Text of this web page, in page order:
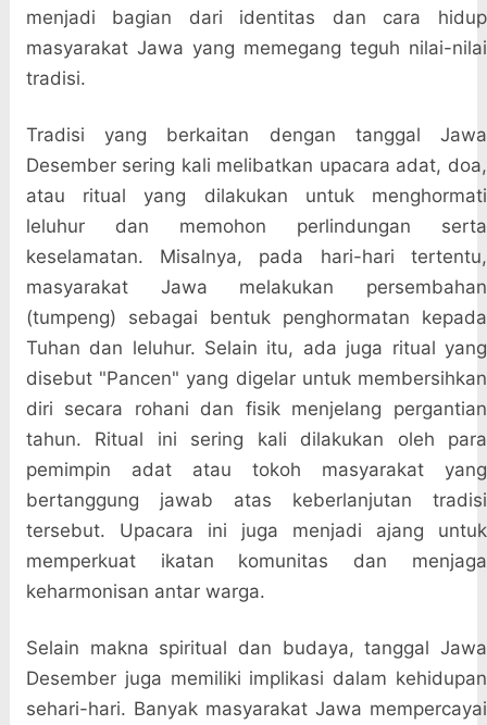
menjadi bagian dari identitas dan cara hidup
masyarakat Jawa yang memegang teguh nilai-nilai
tradisi.
Tradisi yang berkaitan dengan tanggal Jawa
Desember sering kali melibatkan upacara adat, doa,
atau ritual yang dilakukan untuk menghormati
leluhur dan memohon perlindungan serta
keselamatan. Misalnya, pada hari-hari tertentu,
masyarakat Jawa melakukan persembahan
(tumpeng) sebagai bentuk penghormatan kepada
Tuhan dan leluhur. Selain itu, ada juga ritual yang
disebut "Pancen" yang digelar untuk membersihkan
diri secara rohani dan fisik menjelang pergantian
tahun. Ritual ini sering kali dilakukan oleh para
pemimpin adat atau tokoh masyarakat yang
bertanggung jawab atas keberlanjutan tradisi
tersebut. Upacara ini juga menjadi ajang untuk
memperkuat ikatan komunitas dan menjaga
keharmonisan antar warga.
Selain makna spiritual dan budaya, tanggal Jawa
Desember juga memiliki implikasi dalam kehidupan
sehari-hari. Banyak masyarakat Jawa mempercayai